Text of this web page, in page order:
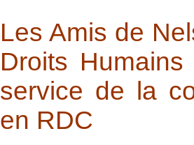
Les Amis de
Droits
service de la
en RDC